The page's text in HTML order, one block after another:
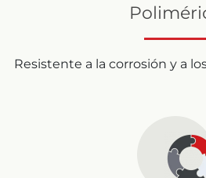
Resistente a la corrosión y a